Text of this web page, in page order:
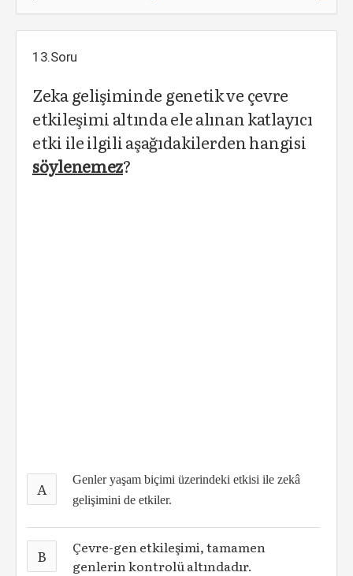
13.Soru
Zeka gelişiminde genetik ve çevre
etkileşimi altında ele alınan katlayıcı
etki ile ilgili aşağıdakilerden hangisi
söylenemez?
A
Genler yaşam biçimi üzerindeki etkisi ile zekâ
gelişimini de etkiler.
B
Çevre-gen etkileşimi, tamamen
genlerin kontrolü altındadır.